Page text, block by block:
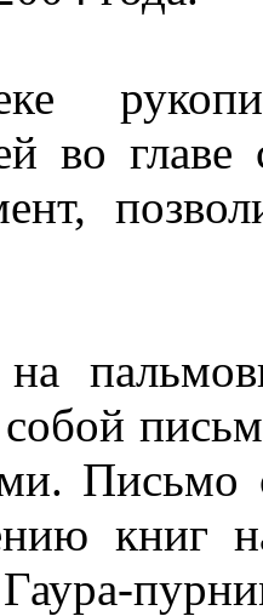
во
собой
Письмо